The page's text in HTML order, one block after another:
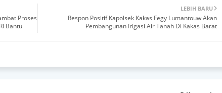
LEBIH BARU
Respon Positif Kapolsek Kakas Fegy Lumantouw Akan
Pembangunan Irigasi Air Tanah Di Kakas Barat
Proses
Bantu